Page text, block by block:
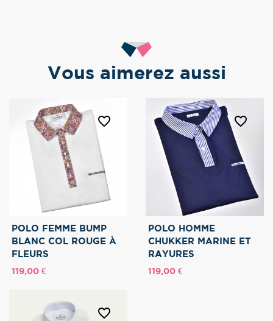
Vous aimerez aussi
POLO FEMME BUMP
BLANC COL ROUGE À
FLEURS
favorite_border
Prix
119,00 €
POLO HOMME
CHUKKER MARINE ET
RAYURES
favorite_border
Prix
119,00 €
favorite_border